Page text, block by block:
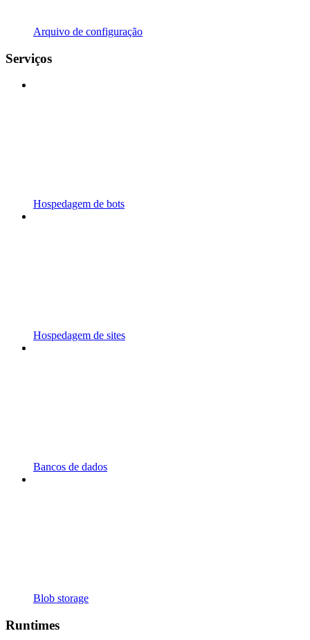
Arquivo de configuração
Serviços
Hospedagem de bots
Hospedagem de sites
Bancos de dados
Blob storage
Runtimes